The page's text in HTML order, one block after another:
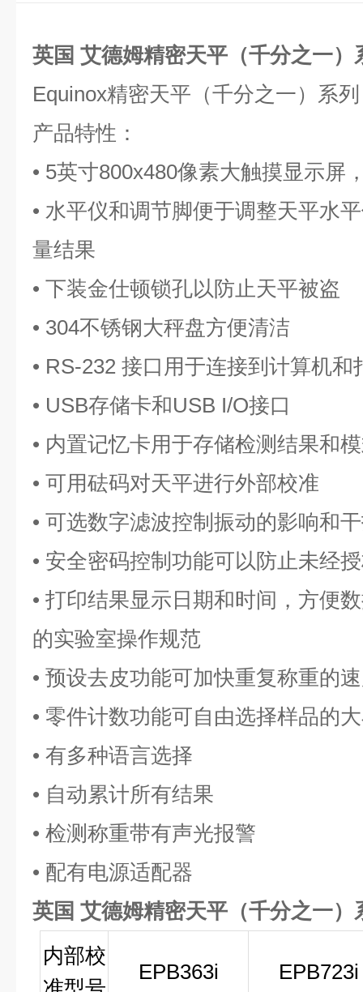
英国 艾德姆精密天平（千分之一）
Equinox精密天平（千分之一）系列
产品特性：
• 5英寸800x480像素大触摸显示屏
• 水平仪和调节脚便于调整天平水
量结果
• 下装金仕顿锁孔以防止天平被盗
• 304不锈钢大秤盘方便清洁
• RS-232 接口用于连接到计算机和
• USB存储卡和USB I/O接口
• 内置记忆卡用于存储检测结果和
• 可用砝码对天平进行外部校准
• 可选数字滤波控制振动的影响和
• 安全密码控制功能可以防止未经
• 打印结果显示日期和时间，方便
的实验室操作规范
• 预设去皮功能可加快重复称重的
• 零件计数功能可自由选择样品的
• 有多种语言选择
• 自动累计所有结果
• 检测称重带有声光报警
• 配有电源适配器
英国 艾德姆精密天平（千分之一）
内部校
EPB363i EPB723i